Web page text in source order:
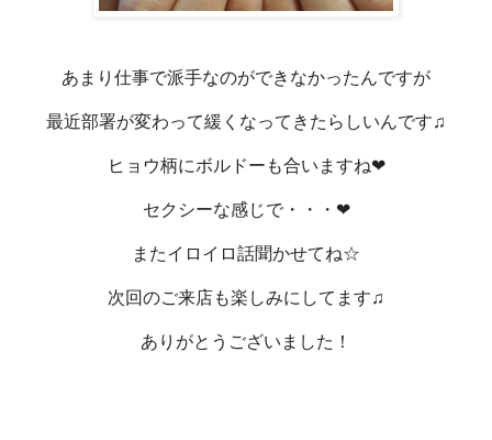
あまり仕事で派手なのができなかったんですが
最近部署が変わって緩くなってきたらしいんです♫
ヒョウ柄にボルドーも合いますね❤
セクシーな感じで・・・❤
またイロイロ話聞かせてね☆
次回のご来店も楽しみにしてます♫
ありがとうございました！